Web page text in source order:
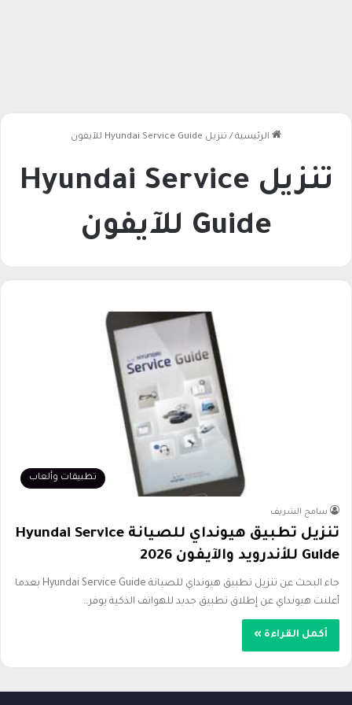
الرئيسية / تنزيل Hyundai Service Guide للآيفون
تنزيل Hyundai Service
Guide للآيفون
تطبيقات وألعاب
سامح الشريف
تنزيل تطبيق هيونداي للصيانة Hyundai Service
Guide للأندرويد والآيفون 2026
جاء البحث عن تنزيل تطبيق هيونداي للصيانة Hyundai Service Guide بعدما
أعلنت هيونداي عن إطلاق تطبيق جديد للهواتف الذكية يوفر…
أكمل القراءة »